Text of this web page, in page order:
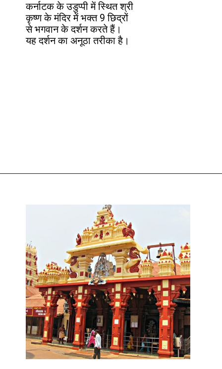
कर्नाटक के उडुप्पी में स्थित श्री
कृष्ण के मंदिर में भक्त 9 छिद्रों
से भगवान के दर्शन करते हैं।
यह दर्शन का अनूठा तरीका है।